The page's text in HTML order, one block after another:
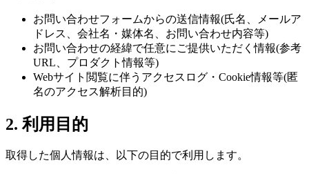
お問い合わせフォームからの送信情報(氏名、メールア
ドレス、会社名・媒体名、お問い合わせ内容等)
お問い合わせの経緯で任意にご提供いただく情報(参考
URL、プロダクト情報等)
Webサイト閲覧に伴うアクセスログ・Cookie情報等(匿
名のアクセス解析目的)
2. 利用目的
取得した個人情報は、以下の目的で利用します。